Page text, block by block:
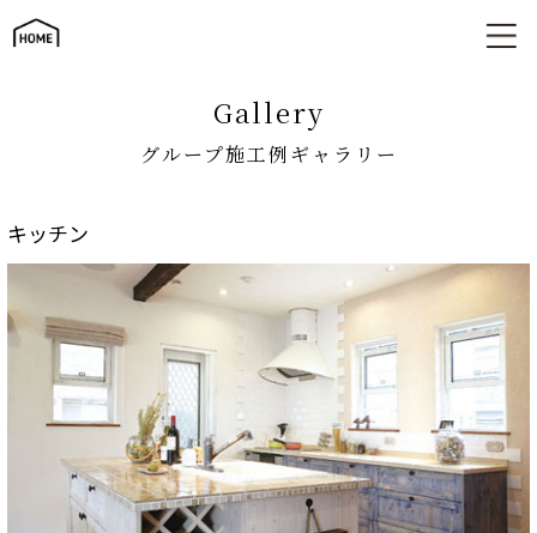
グループ施工例ギャラリー
gallery
グループ施工例ギャラリー
キッチン